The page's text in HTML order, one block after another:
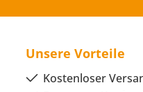
Unsere Vorteile
Kostenloser